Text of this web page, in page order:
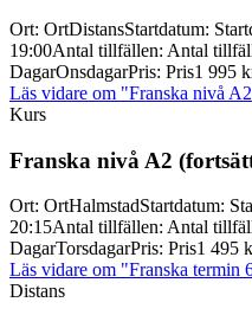
Ort: OrtDistansStartdatum:
19:00Antal tillfällen: Antal
DagarOnsdagarPris: Pris1 995
Läs vidare om "Franska nivå
Kurs
Franska nivå A2
Ort: OrtHalmstadStartdatum:
20:15Antal tillfällen: Antal
DagarTorsdagarPris: Pris1 495
Läs vidare om "Franska termin
Distans